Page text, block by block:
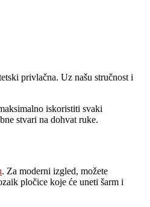
privlačna. Uz našu stručnost i
iskoristiti svaki
stvari na dohvat ruke.
. Za moderni izgled, možete
pločice koje će uneti šarm i